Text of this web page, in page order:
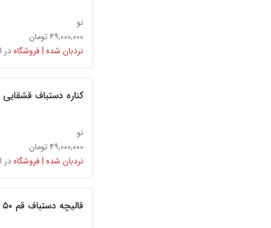
نو
۴۹,۰۰۰,۰۰۰ تومان
نردبان شده | فروشگاهدر
کناره دستباف
نو
۴۹,۰۰۰,۰۰۰ تومان
نردبان شده | فروشگاهدر
قالیچه دستباف قم ۵۰ رج کرک و ابریشم آکبند